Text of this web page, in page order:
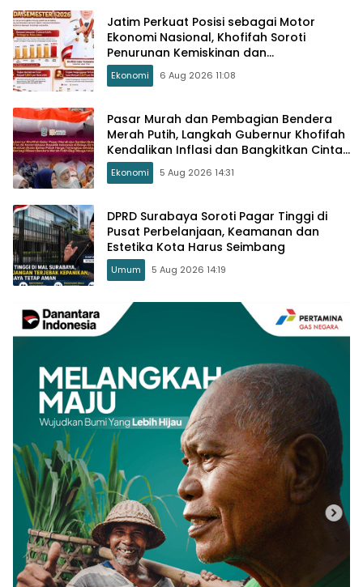
Jatim Perkuat Posisi sebagai Motor
Ekonomi Nasional, Khofifah Soroti
Penurunan Kemiskinan dan
Pengangguran
Ekonomi 6 Aug 2026 11:08
Pasar Murah dan Pembagian Bendera
Merah Putih, Langkah Gubernur Khofifah
Kendalikan Inflasi dan Bangkitkan Cinta
Tanah Air
Ekonomi 5 Aug 2026 14:31
DPRD Surabaya Soroti Pagar Tinggi di
Pusat Perbelanjaan, Keamanan dan
Estetika Kota Harus Seimbang
Umum 5 Aug 2026 14:19